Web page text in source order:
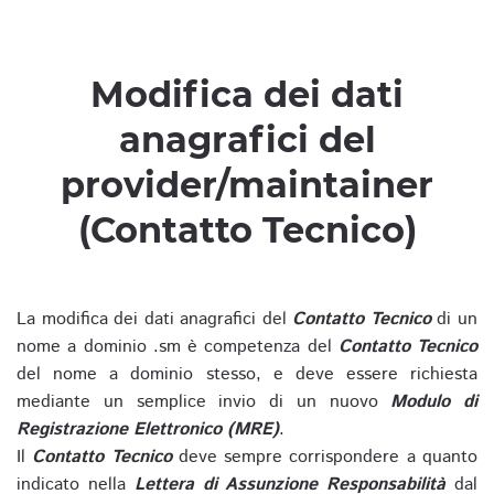
Modifica dei dati
anagrafici del
provider/maintainer
(Contatto Tecnico)
La modifica dei dati anagrafici del Contatto Tecnicodi un
nome a dominio .sm è competenza del Contatto Tecnico
del nome a dominio stesso, e deve essere richiesta
mediante un semplice invio di un nuovo Modulo di
Registrazione Elettronico (MRE).
Il Contatto Tecnicodeve sempre corrispondere a quanto
indicato nella Lettera di Assunzione Responsabilitàdal